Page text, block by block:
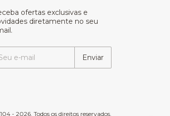
ofertas exclusivas e
diretamente no seu
- 2026. Todos os direitos reservados.